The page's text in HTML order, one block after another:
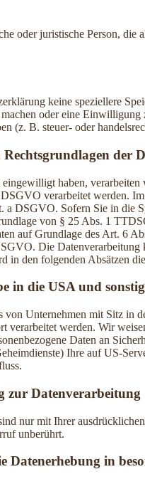
oder juristische Person,
keine speziellere
oder eine
(z. B. steuer- oder
der
haben,
verarbeitet werden.
a DSGVO. Sofern Sie in die
von § 25 Abs. 1
auf Grundlage des Art. 6
Die Datenverarbeitung
in den folgenden Absätzen
in die USA und
Unternehmen mit Sitz in
verarbeitet werden. Wir
Daten an
Ihre auf US-
Datenverarbeitung
nur mit Ihrer
unberührt.
Datenerhebung in